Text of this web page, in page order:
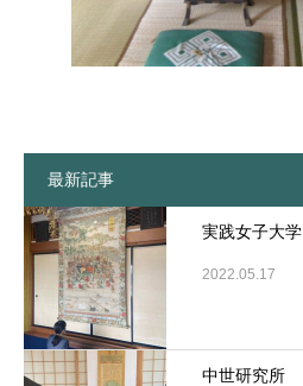
最新記事
実践女子大学
2022.05.17
中世研究所